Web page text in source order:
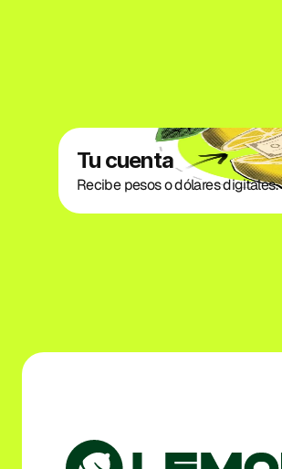
Tu cuenta
Recibe pesos o dólares digitales.